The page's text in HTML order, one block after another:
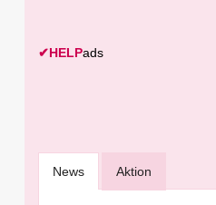
✔HELPads
News Aktion